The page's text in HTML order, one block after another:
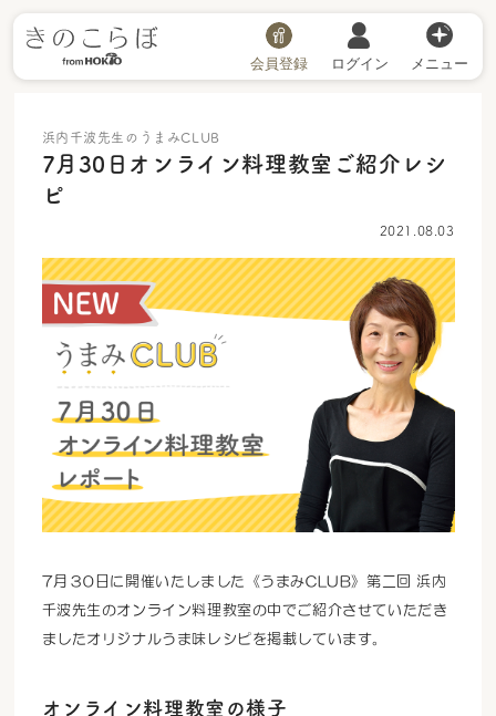
会員登録 ログイン メニュー
浜内千波先生のうまみCLUB
7月30日オンライン料理教室ご紹介レシ
ピ
2021.08.03
7月３0日に開催いたしました《うまみCLUB》第二回 浜内
千波先生のオンライン料理教室の中でご紹介させていただき
ましたオリジナルうま味レシピを掲載しています。
オンライン料理教室の様子